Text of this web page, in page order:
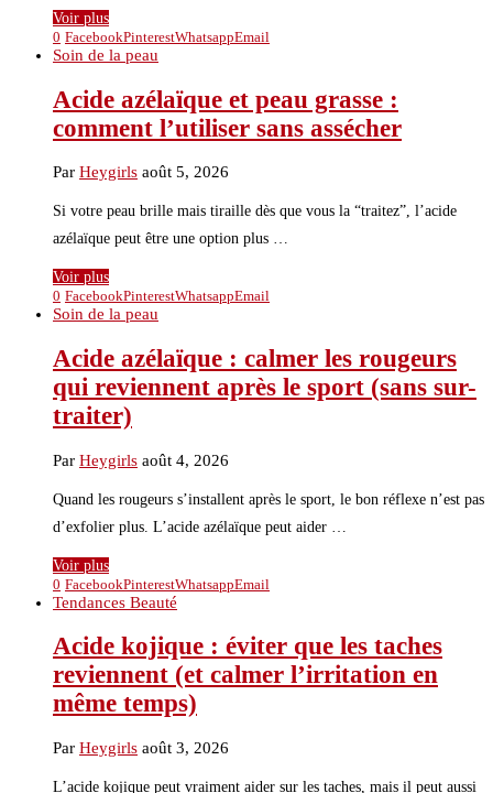
Voir plus
0 FacebookPinterestWhatsappEmail
Soin de la peau
Acide azélaïque et peau grasse :
comment l’utiliser sans assécher
Par Heygirls août 5, 2026
Si votre peau brille mais tiraille dès que vous la “traitez”, l’acide
azélaïque peut être une option plus …
Voir plus
0 FacebookPinterestWhatsappEmail
Soin de la peau
Acide azélaïque : calmer les rougeurs
qui reviennent après le sport (sans sur-
traiter)
Par Heygirls août 4, 2026
Quand les rougeurs s’installent après le sport, le bon réflexe n’est pas
d’exfolier plus. L’acide azélaïque peut aider …
Voir plus
0 FacebookPinterestWhatsappEmail
Tendances Beauté
Acide kojique : éviter que les taches
reviennent (et calmer l’irritation en
même temps)
Par Heygirls août 3, 2026
L’acide kojique peut vraiment aider sur les taches, mais il peut aussi